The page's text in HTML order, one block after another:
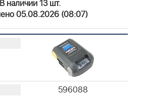
В наличии 13 шт.
05.08.2026 (08:07)
596088